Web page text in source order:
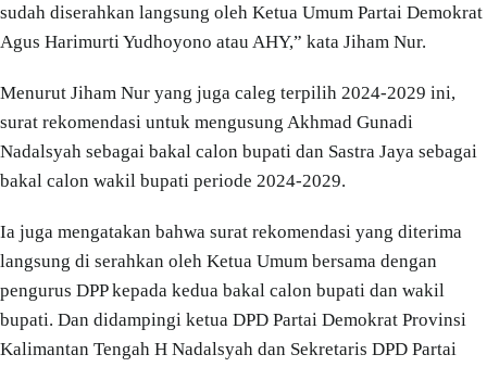
sudah diserahkan langsung oleh Ketua Umum Partai Demokrat
Agus Harimurti Yudhoyono atau AHY,” kata Jiham Nur.
Menurut Jiham Nur yang juga caleg terpilih 2024-2029 ini,
surat rekomendasi untuk mengusung Akhmad Gunadi
Nadalsyah sebagai bakal calon bupati dan Sastra Jaya sebagai
bakal calon wakil bupati periode 2024-2029.
Ia juga mengatakan bahwa surat rekomendasi yang diterima
langsung di serahkan oleh Ketua Umum bersama dengan
pengurus DPP kepada kedua bakal calon bupati dan wakil
bupati. Dan didampingi ketua DPD Partai Demokrat Provinsi
Kalimantan Tengah H Nadalsyah dan Sekretaris DPD Partai